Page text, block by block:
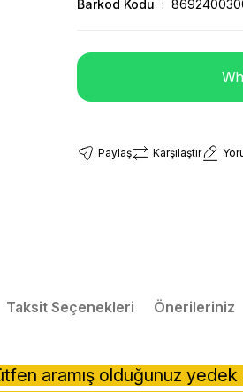
Barkod Kodu
Paylaş Karşılaştır
Taksit Seçenekleri Önerileriniz
aramış olduğunuz yedek